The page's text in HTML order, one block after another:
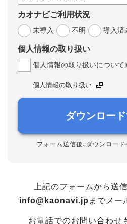
カオナビご利用状況
未導入
不明 導入済
個人情報の取り扱い
個人情報の取り扱いについて
個人情報の取り扱い
ダウンロー
フォーム送信後、ダウンロー
上記のフォームから送
info@kaonavi.jp までメー
お電話でのお問い合わせ